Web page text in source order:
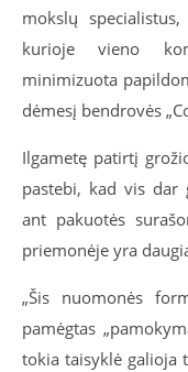
mokslų
kurioje vieno
minimizuota
dėmesį bendrovės
Ilgametę patirtį
pastebi, kad vis dar
ant pakuotės
priemonėje yra
„Šis nuomonės
pamėgtas
tokia taisyklė galioja